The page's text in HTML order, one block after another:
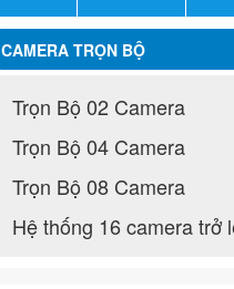
CAMERA TRỌN BỘ
Trọn Bộ 02 Camera
Trọn Bộ 04 Camera
Trọn Bộ 08 Camera
Hệ thống 16 camera trở